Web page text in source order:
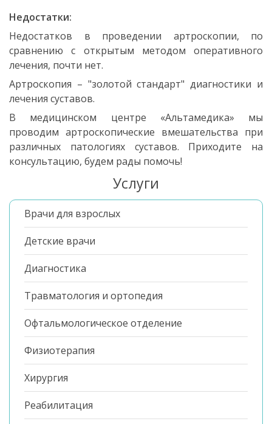
Недостатки:
Недостатков в проведении артроскопии, по
сравнению с открытым методом оперативного
лечения, почти нет.
Артроскопия – "золотой стандарт" диагностики и
лечения суставов.
В медицинском центре «Альтамедика» мы
проводим артроскопические вмешательства при
различных патологиях суставов. Приходите на
консультацию, будем рады помочь!
Услуги
Врачи для взрослых
Детские врачи
Диагностика
Травматология и ортопедия
Офтальмологическое отделение
Физиотерапия
Хирургия
Реабилитация